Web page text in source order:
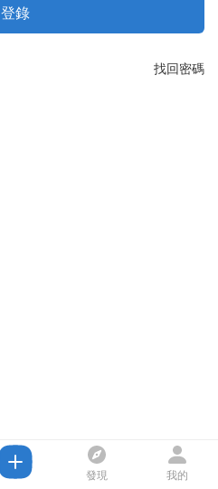
登錄
找回密碼
發現 我的